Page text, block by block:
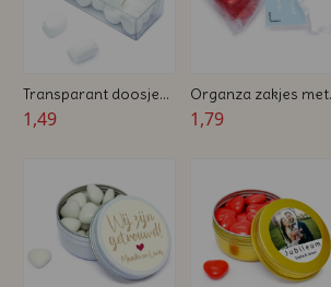
Transparant doosje
gevuld met
1,49
Organza zakjes met
chocolade harten -
1,79